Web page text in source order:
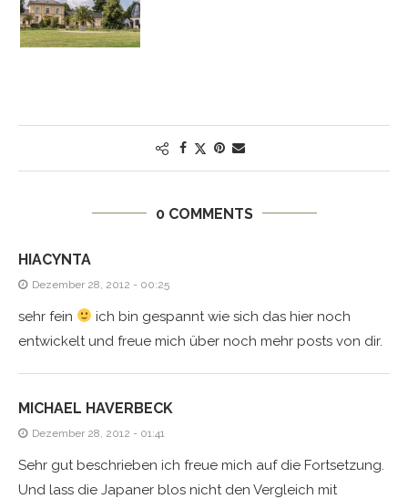
0 COMMENTS
HIACYNTA
Dezember 28, 2012 - 00:25
sehr fein
ich bin gespannt wie sich das hier noch
entwickelt und freue mich über noch mehr posts von dir.
MICHAEL HAVERBECK
Dezember 28, 2012 - 01:41
Sehr gut beschrieben ich freue mich auf die Fortsetzung.
Und lass die Japaner blos nicht den Vergleich mit